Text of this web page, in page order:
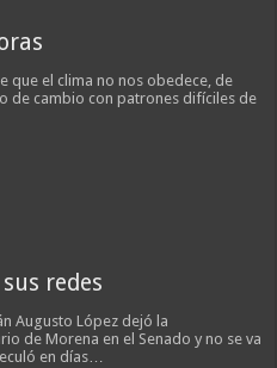
que el clima no nos obedece, de
de cambio con patrones difíciles de
redes
Augusto López dejó la
de Morena en el Senado y no se va
en días…